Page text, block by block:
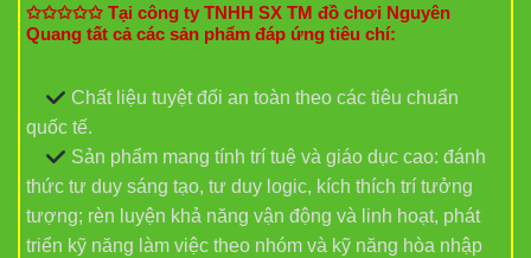
✩✩✩✩✩ Tại công ty TNHH SX TM đồ chơi Nguyên
Quang tất cả các sản phẩm đáp ứng tiêu chí:
Chất liệu tuyệt đối an toàn theo các tiêu chuẩn
quốc tế.
Sản phẩm mang tính trí tuệ và giáo dục cao: đánh
thức tư duy sáng tạo, tư duy logic, kích thích trí tưởng
tượng; rèn luyện khả năng vận động và linh hoạt, phát
triển kỹ năng làm việc theo nhóm và kỹ năng hòa nhập